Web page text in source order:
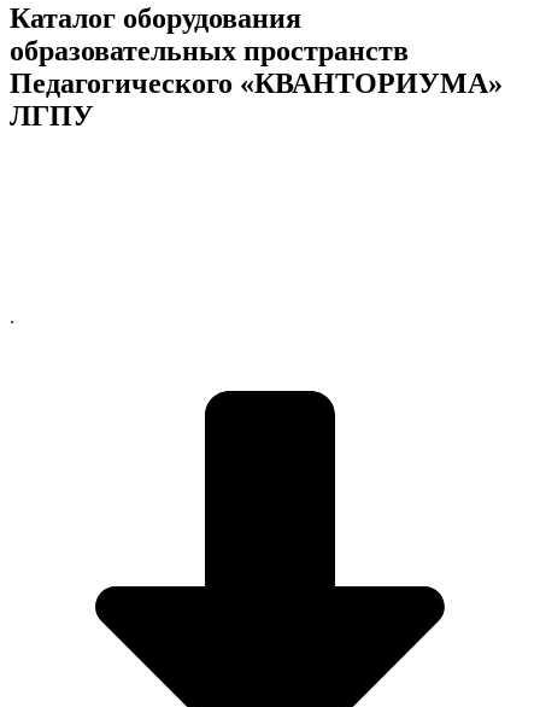
Каталог оборудования
образовательных пространств
Педагогического «КВАНТОРИУМА»
ЛГПУ
.